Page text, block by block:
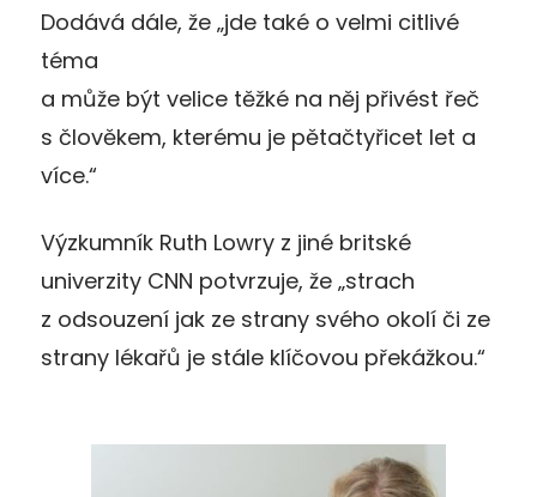
Dodává dále, že „jde také o velmi citlivé
téma
a může být velice těžké na něj přivést řeč
s člověkem, kterému je pětačtyřicet let a
více.“
Výzkumník Ruth Lowry z jiné britské
univerzity CNN potvrzuje, že „strach
z odsouzení jak ze strany svého okolí či ze
strany lékařů je stále klíčovou překážkou.“